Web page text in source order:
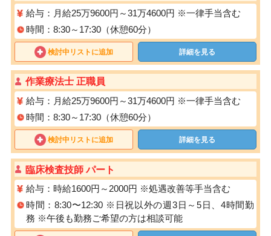
給与：月給25万9600円～31万4600円 ※一律手当含む
時間：8:30～17:30（休憩60分）
検討中リストに追加 詳細を見る
作業療法士 正職員
給与：月給25万9600円～31万4600円 ※一律手当含む
時間：8:30～17:30（休憩60分）
検討中リストに追加 詳細を見る
臨床検査技師 パート
給与：時給1600円～2000円 ※処遇改善等手当含む
時間：8:30〜12:30 ※日祝以外の週3日～5日、4時間勤
務 ※午後も勤務ご希望の方は相談可能